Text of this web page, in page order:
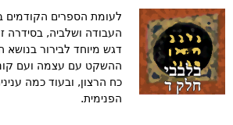
לעומת הספרים הקודמים
דגש מיוחד לבירור
ההשקט עם עצמה ועם קונה,
כח הרצון, ובעוד כמה
הפנימית.